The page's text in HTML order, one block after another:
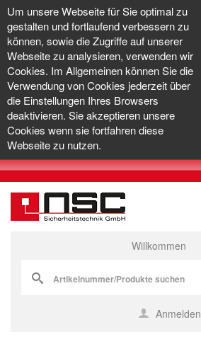
Um unsere Webseite für Sie optimal zu
gestalten und fortlaufend verbessern zu
können, sowie die Zugriffe auf unserer
Webseite zu analysieren, verwenden wir
Cookies. Im Allgemeinen können Sie die
Verwendung von Cookies jederzeit über
die Einstellungen Ihres Browsers
deaktivieren. Sie akzeptieren unsere
Cookies wenn sie fortfahren diese
Webseite zu nutzen.
Willkommen
Anmelden